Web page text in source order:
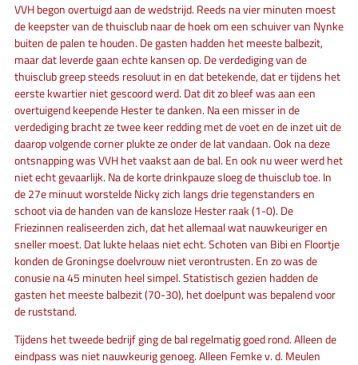
VVH begon overtuigd aan de wedstrijd. Reeds na vier minuten moest
de keepster van de thuisclub naar de hoek om een schuiver van Nynke
buiten de palen te houden. De gasten hadden het meeste balbezit,
maar dat leverde gaan echte kansen op. De verdediging van de
thuisclub greep steeds resoluut in en dat betekende, dat er tijdens het
eerste kwartier niet gescoord werd. Dat dit zo bleef was aan een
overtuigend keepende Hester te danken. Na een misser in de
verdediging bracht ze twee keer redding met de voet en de inzet uit de
daarop volgende corner plukte ze onder de lat vandaan. Ook na deze
ontsnapping was VVH het vaakst aan de bal. En ook nu weer werd het
niet echt gevaarlijk. Na de korte drinkpauze sloeg de thuisclub toe. In
de 27e minuut worstelde Nicky zich langs drie tegenstanders en
schoot via de handen van de kansloze Hester raak (1-0). De
Friezinnen realiseerden zich, dat het allemaal wat nauwkeuriger en
sneller moest. Dat lukte helaas niet echt. Schoten van Bibi en Floortje
konden de Groningse doelvrouw niet verontrusten. En zo was de
conusie na 45 minuten heel simpel. Statistisch gezien hadden de
gasten het meeste balbezit (70-30), het doelpunt was bepalend voor
de ruststand.
Tijdens het tweede bedrijf ging de bal regelmatig goed rond. Alleen de
eindpass was niet nauwkeurig genoeg. Alleen Femke v. d. Meulen